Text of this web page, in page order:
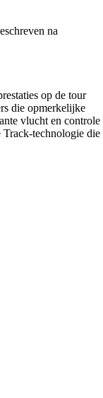
na
op de tour
die opmerkelijke
vlucht en controle
Track-technologie die